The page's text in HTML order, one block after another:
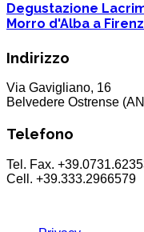
Degustazione
Morro d'Alba a
Indirizzo
Via Gavigliano, 16
Belvedere Ostrense
Telefono
Tel. Fax.
Cell. +39.333.2966579